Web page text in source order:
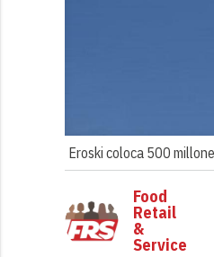
Eroski coloca 500
Food
Retail
&
Service